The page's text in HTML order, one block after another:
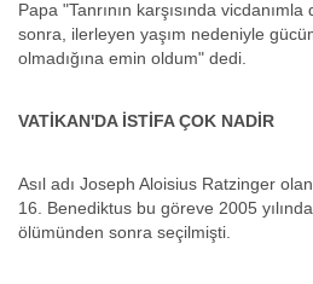
Papa "Tanrının karşısında
sonra, ilerleyen yaşım nedeniyle
olmadığına emin oldum" dedi.
VATİKAN'DA İSTİFA ÇOK NADİR
Asıl adı Joseph Aloisius Ratzinger
16. Benediktus bu göreve 2005
ölümünden sonra seçilmişti.